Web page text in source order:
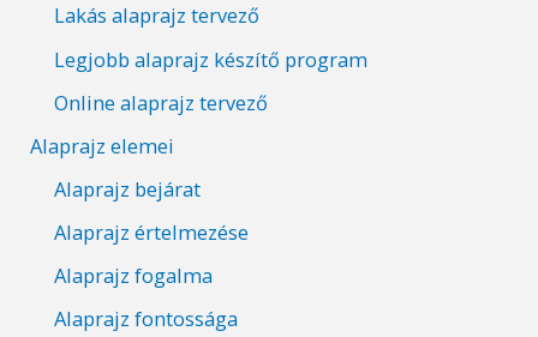
Lakás alaprajz tervező
Legjobb alaprajz készítő program
Online alaprajz tervező
Alaprajz elemei
Alaprajz bejárat
Alaprajz értelmezése
Alaprajz fogalma
Alaprajz fontossága